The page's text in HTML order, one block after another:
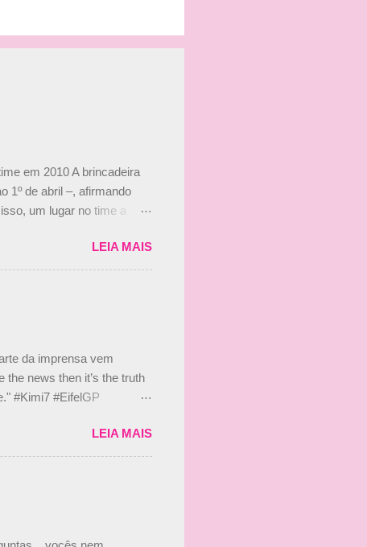
em 2010 A brincadeira
1º de abril –, afirmando
um lugar no time a
Senna em 2010. "Na
de ter assinado com Bruno
nada contra o filho do
LEIA MAIS
da imprensa vem
news then it’s the truth
#Kimi7 #EifelGP
mate? 🙌 Over to you,
2020 Beijinhos, Ludy
LEIA MAIS